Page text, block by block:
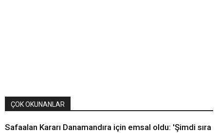
ÇOK OKUNANLAR
Safaalan Kararı Danamandıra için emsal oldu: 'Şimdi sıra